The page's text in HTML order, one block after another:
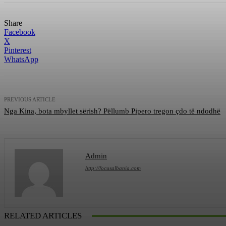
Share
Facebook
X
Pinterest
WhatsApp
PREVIOUS ARTICLE
Nga Kina, bota mbyllet sërish? Pëllumb Pipero tregon çdo të ndodhë
Admin
http://focusalbania.com
RELATED ARTICLES